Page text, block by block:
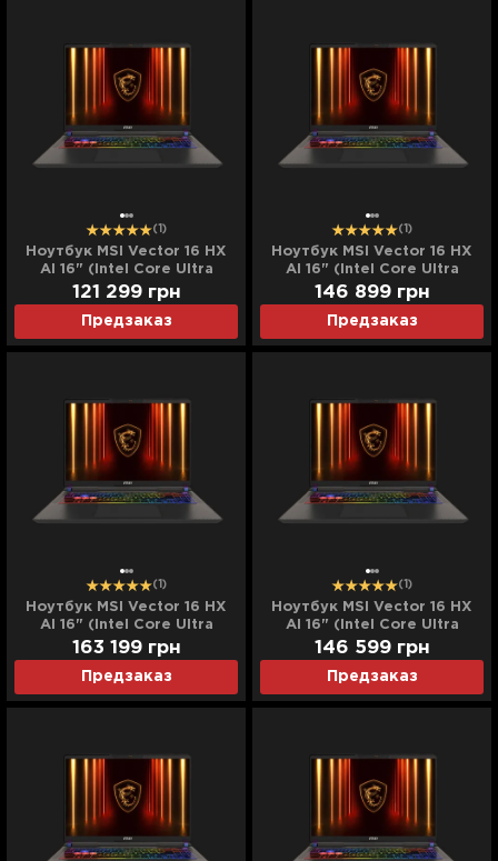
(1)
Ноутбук MSI Vector 16 HX
AI 16" (Intel Core Ultra
7/32GB/2TB (SSD)/RTX
5070 Ti) (A2XWHG-
133XUA) (Standard)
Предзаказ
121 299 грн
(1)
Ноутбук MSI Vector 16 HX
AI 16" (Intel Core Ultra
7/64GB/2TB (SSD)/RTX
5070 Ti) (A2XWHG-
134XUA) (Standard)
Предзаказ
146 899 грн
(1)
Ноутбук MSI Vector 16 HX
AI 16" (Intel Core Ultra
7/64GB/4TB (SSD)/RTX
5070 Ti) (A2XWHG-
135XUA) (Standard)
Предзаказ
163 199 грн
(1)
Ноутбук MSI Vector 16 HX
AI 16" (Intel Core Ultra
7/96GB/4TB (SSD)/RTX
5070 Ti) (A2XWHG-
136XUA) (Standard)
Предзаказ
146 599 грн